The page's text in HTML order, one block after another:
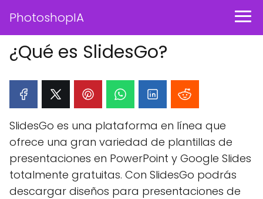
PhotoshopIA
¿Qué es SlidesGo?
SlidesGo es una plataforma en línea que
ofrece una gran variedad de plantillas de
presentaciones en PowerPoint y Google Slides
totalmente gratuitas. Con SlidesGo podrás
descargar diseños para presentaciones de